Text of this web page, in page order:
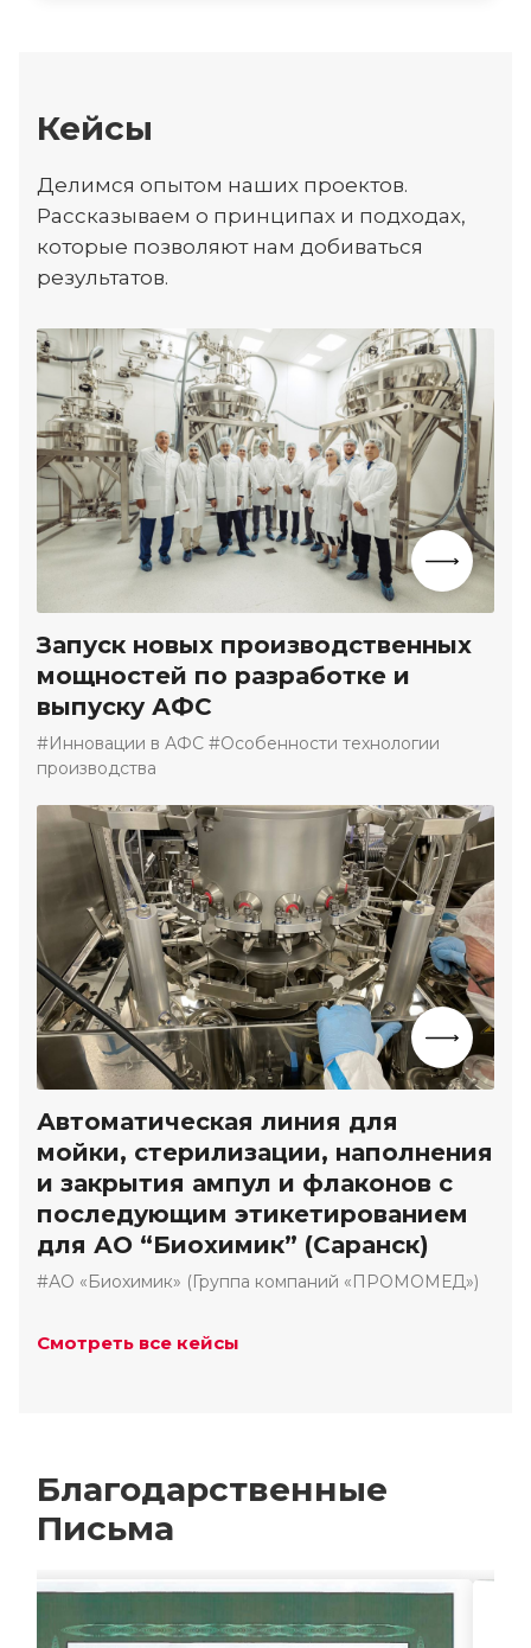
Кейсы
Делимся опытом наших проектов.
Рассказываем о принципах и подходах,
которые позволяют нам добиваться
результатов.
Запуск новых производственных
мощностей по разработке и
выпуску АФС
#Инновации в АФС #Особенности технологии
производства
Автоматическая линия для
мойки, стерилизации, наполнения
и закрытия ампул и флаконов с
последующим этикетированием
для АО “Биохимик” (Саранск)
#АО «Биохимик» (Группа компаний «ПРОМОМЕД»)
Смотреть все кейсы
Благодарственные
Письма